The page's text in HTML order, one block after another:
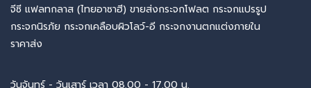
จีซี แฟลทกลาส (ไทยอาซาฮี) ขายส่งกระจกโฟลต กระจกแปรรูป
กระจกนิรภัย กระจกเคลือบผิวโลว์-อี กระจกงานตกแต่งภายใน
ราคาส่ง